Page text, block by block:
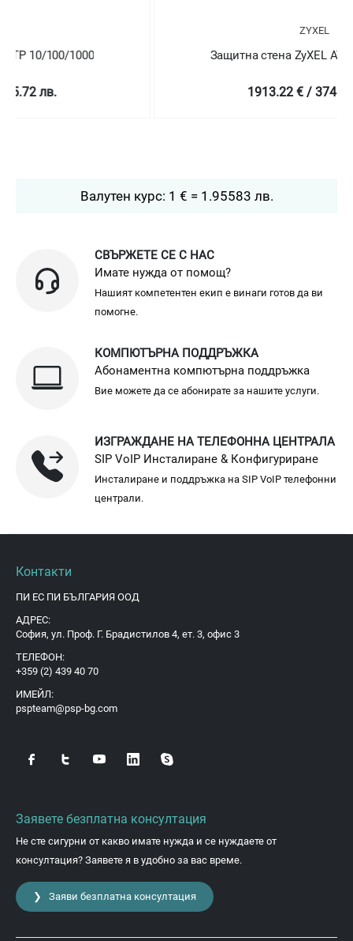
Защитна стена ZyXEL ATP 10/100/1000
Валутен курс: 1 € = 1.95583 лв.
СВЪРЖЕТЕ СЕ С НАС
Имате нужда от помощ?
Нашият компетентен екип е винаги готов да ви
помогне.
КОМПЮТЪРНА ПОДДРЪЖКА
Абонаментна компютърна поддръжка
Вие можете да се абонирате за нашите услуги.
ИЗГРАЖДАНЕ НА ТЕЛЕФОННА ЦЕНТРАЛА
SIP VoIP Инсталиране & Конфигуриране
Инсталиране и поддръжка на SIP VoIP телефонни
централи.
Контакти
ПИ ЕС ПИ БЪЛГАРИЯ ООД
АДРЕС:
София, ул. Проф. Г. Брадистилов 4, ет. 3, офис 3
ТЕЛЕФОН:
+359 (2) 439 40 70
ИМЕЙЛ:
pspteam@psp-bg.com
Заявете безплатна консултация
Не сте сигурни от какво имате нужда и се нуждаете от
консултация? Заявете я в удобно за вас време.
❯ Заяви безплатна консултация